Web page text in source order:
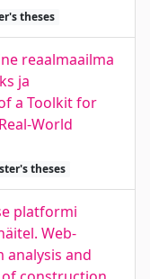
theses
reaalmaailma
ja
a Toolkit for
World
theses
platformi
Web-
and